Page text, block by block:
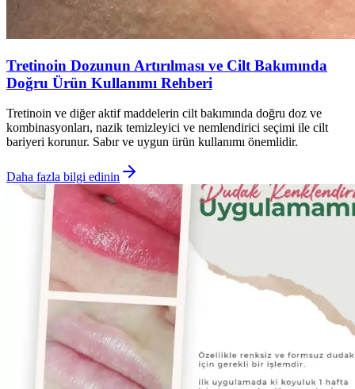
Tretinoin Dozunun Artırılması ve Cilt Bakımında
Doğru Ürün Kullanımı Rehberi
Tretinoin ve diğer aktif maddelerin cilt bakımında doğru doz ve
kombinasyonları, nazik temizleyici ve nemlendirici seçimi ile cilt
bariyeri korunur. Sabır ve uygun ürün kullanımı önemlidir.
Daha fazla bilgi edinin